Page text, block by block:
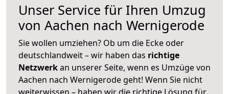
Unser Service für Ihren Umzug
von Aachen nach Wernigerode
Sie wollen umziehen? Ob um die Ecke oder
deutschlandweit – wir haben das richtige
Netzwerkan unserer Seite, wenn es Umzüge von
Aachen nach Wernigerode geht! Wenn Sie nicht